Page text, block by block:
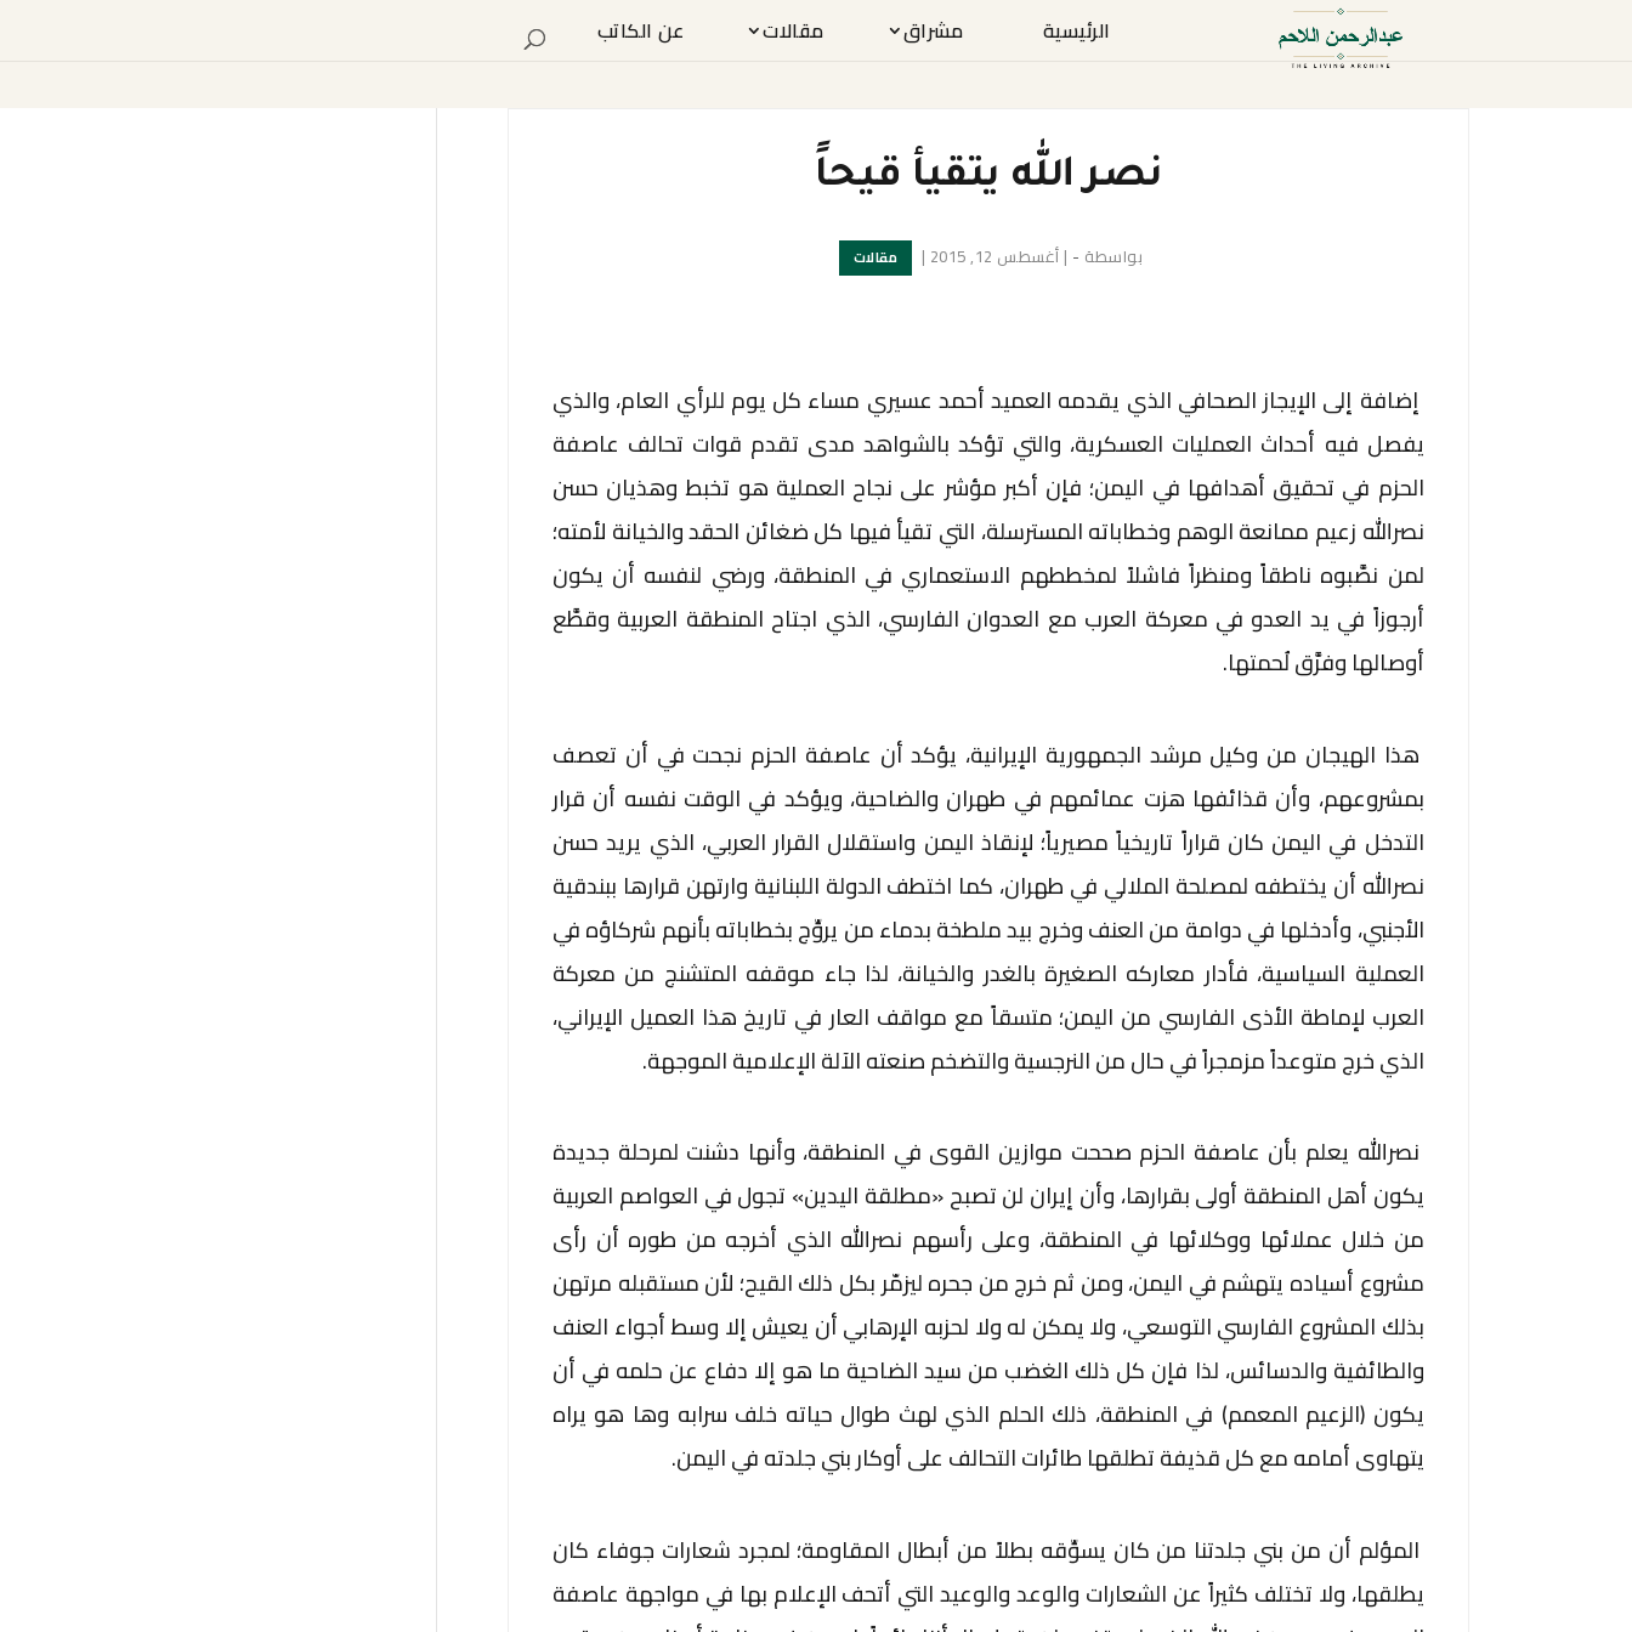
الرئيسية مشراق مقالات عن الكاتب
نصر الله يتقيأ قيحاً
بواسطة -
| أغسطس 12, 2015 | مقالات
إضافة إلى الإيجاز الصحافي الذي يقدمه العميد أحمد عسيري مساء كل يوم للرأي العام، والذي
يفصل فيه أحداث العمليات العسكرية، والتي تؤكد بالشواهد مدى تقدم قوات تحالف عاصفة
الحزم في تحقيق أهدافها في اليمن؛ فإن أكبر مؤشر على نجاح العملية هو تخبط وهذيان حسن
نصرالله زعيم ممانعة الوهم وخطاباته المسترسلة، التي تقيأ فيها كل ضغائن الحقد والخيانة لأمته؛
لمن نصَّبوه ناطقاً ومنظراً فاشلاً لمخططهم الاستعماري في المنطقة، ورضي لنفسه أن يكون
أرجوزاً في يد العدو في معركة العرب مع العدوان الفارسي، الذي اجتاح المنطقة العربية وقطَّع
أوصالها وفرَّق لُحمتها.
هذا الهيجان من وكيل مرشد الجمهورية الإيرانية، يؤكد أن عاصفة الحزم نجحت في أن تعصف
بمشروعهم، وأن قذائفها هزت عمائمهم في طهران والضاحية، ويؤكد في الوقت نفسه أن قرار
التدخل في اليمن كان قراراً تاريخياً مصيرياً؛ لإنقاذ اليمن واستقلال القرار العربي، الذي يريد حسن
نصرالله أن يختطفه لمصلحة الملالي في طهران، كما اختطف الدولة اللبنانية وارتهن قرارها ببندقية
الأجنبي، وأدخلها في دوامة من العنف وخرج بيد ملطخة بدماء من يروِّج بخطاباته بأنهم شركاؤه في
العملية السياسية، فأدار معاركه الصغيرة بالغدر والخيانة، لذا جاء موقفه المتشنج من معركة
العرب لإماطة الأذى الفارسي من اليمن؛ متسقاً مع مواقف العار في تاريخ هذا العميل الإيراني،
الذي خرج متوعداً مزمجراً في حال من النرجسية والتضخم صنعته الآلة الإعلامية الموجهة.
نصرالله يعلم بأن عاصفة الحزم صححت موازين القوى في المنطقة، وأنها دشنت لمرحلة جديدة
يكون أهل المنطقة أولى بقرارها، وأن إيران لن تصبح «مطلقة اليدين» تجول في العواصم العربية
من خلال عملائها ووكلائها في المنطقة، وعلى رأسهم نصرالله الذي أخرجه من طوره أن رأى
مشروع أسياده يتهشم في اليمن، ومن ثم خرج من جحره ليزمّر بكل ذلك القيح؛ لأن مستقبله مرتهن
بذلك المشروع الفارسي التوسعي، ولا يمكن له ولا لحزبه الإرهابي أن يعيش إلا وسط أجواء العنف
والطائفية والدسائس، لذا فإن كل ذلك الغضب من سيد الضاحية ما هو إلا دفاع عن حلمه في أن
يكون (الزعيم المعمم) في المنطقة، ذلك الحلم الذي لهث طوال حياته خلف سرابه وها هو يراه
يتهاوى أمامه مع كل قذيفة تطلقها طائرات التحالف على أوكار بني جلدته في اليمن.
المؤلم أن من بني جلدتنا من كان يسوِّقه بطلاً من أبطال المقاومة؛ لمجرد شعارات جوفاء كان
يطلقها، ولا تختلف كثيراً عن الشعارات والوعد والوعيد التي أتحف الإعلام بها في مواجهة عاصفة